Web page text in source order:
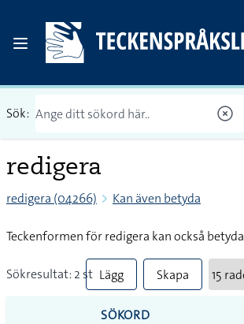
Sök:
redigera
redigera (04266) Kan även betyda
Teckenformen för redigera kan också betyda
Sökresultat: 2 st Lägg
till
Skapa
SÖKORD